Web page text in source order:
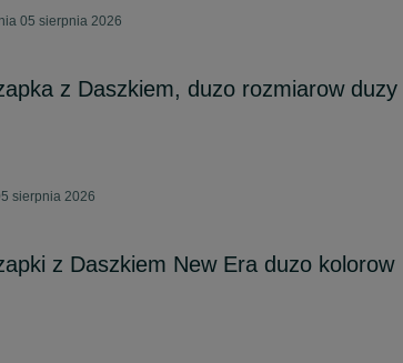
05 sierpnia 2026
z Daszkiem, duzo rozmiarow duzy
sierpnia 2026
z Daszkiem New Era duzo kolorow